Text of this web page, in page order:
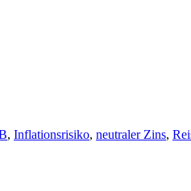
, Inflationsrisiko, neutraler Zins,